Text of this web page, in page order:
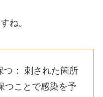
ね。
つ： 刺された箇所
つことで感染を予